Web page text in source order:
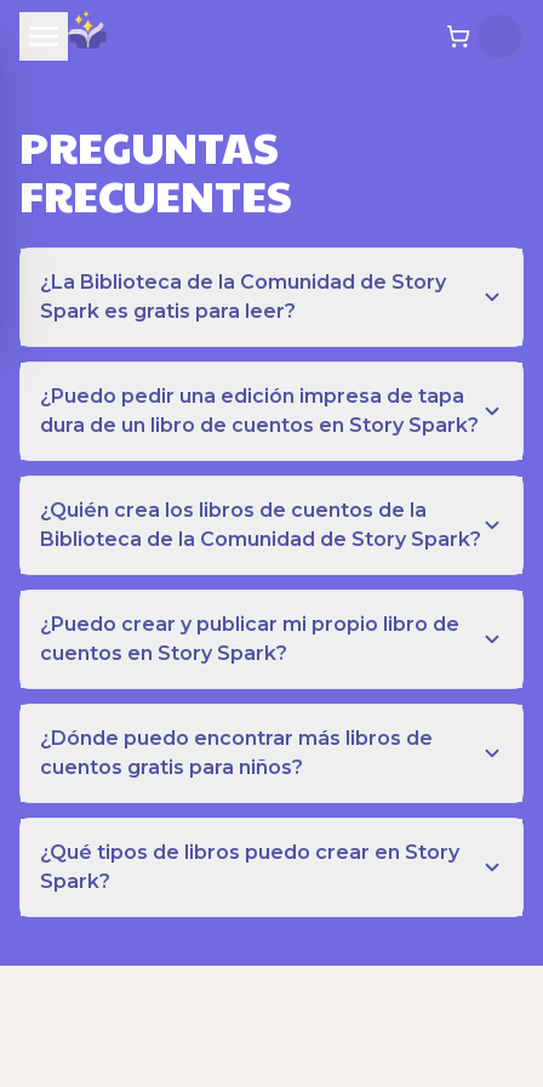
PREGUNTAS
FRECUENTES
¿La Biblioteca de la Comunidad de Story
Spark es gratis para leer?
¿Puedo pedir una edición impresa de tapa
dura de un libro de cuentos en Story Spark?
¿Quién crea los libros de cuentos de la
Biblioteca de la Comunidad de Story Spark?
¿Puedo crear y publicar mi propio libro de
cuentos en Story Spark?
¿Dónde puedo encontrar más libros de
cuentos gratis para niños?
¿Qué tipos de libros puedo crear en Story
Spark?